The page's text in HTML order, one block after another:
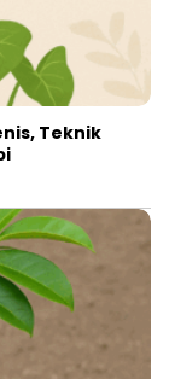
Teknik